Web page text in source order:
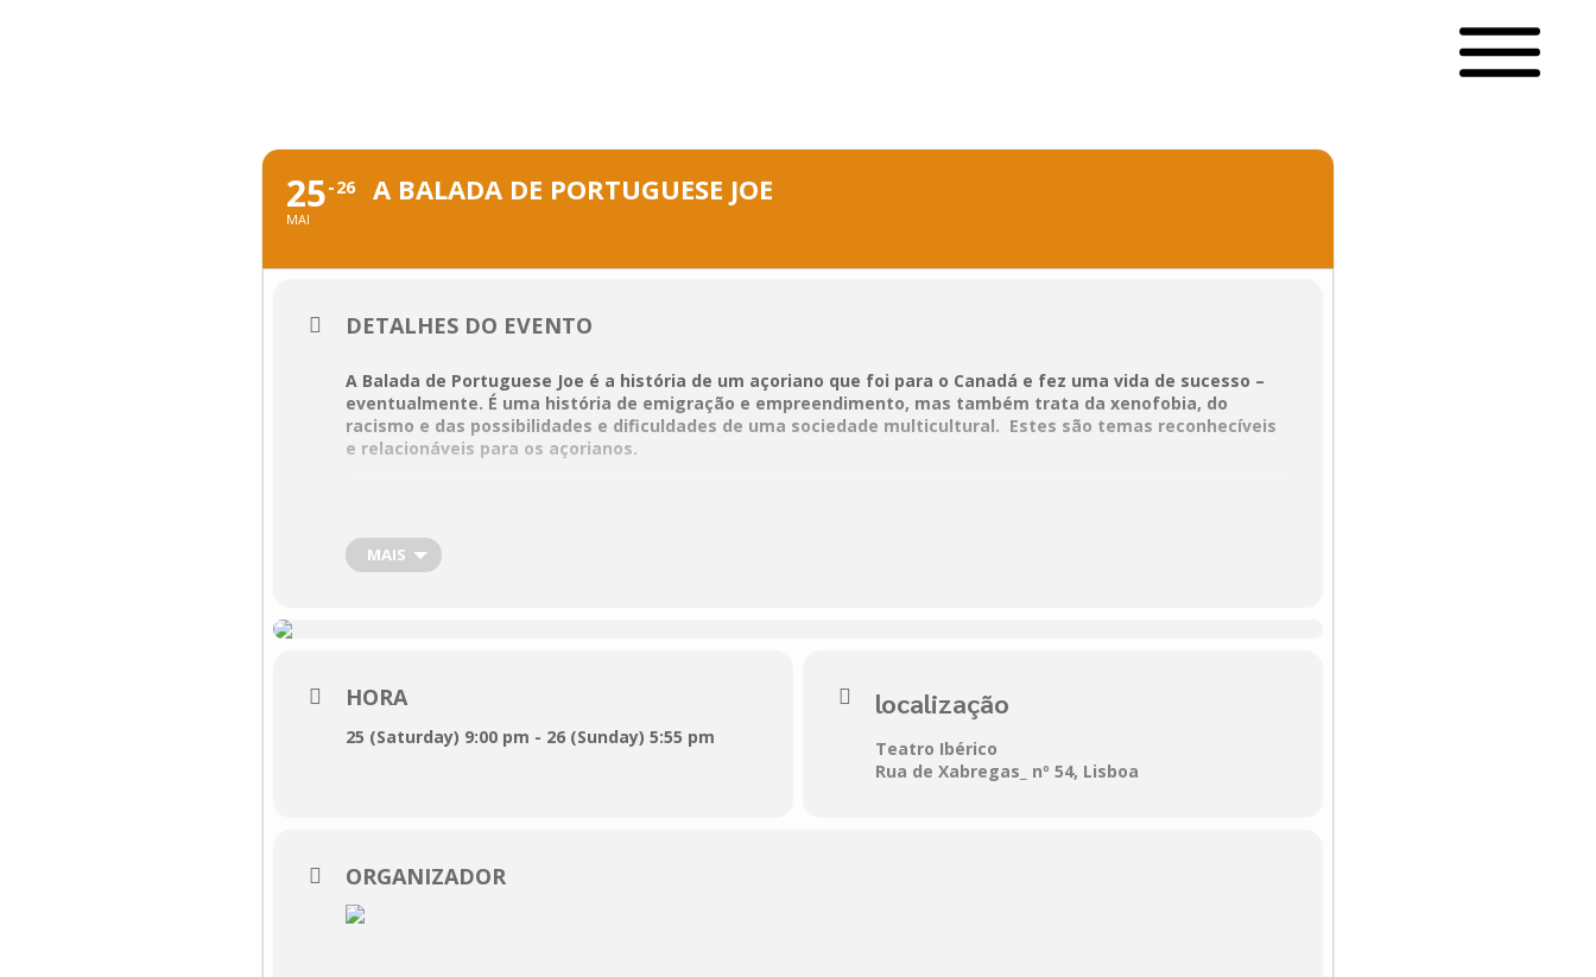
25
MAI
26 A BALADA DE PORTUGUESE JOE
DETALHES DO EVENTO
A Balada de Portuguese Joe é a história de um açoriano que foi para o Canadá e fez uma vida de sucesso –
eventualmente. É uma história de emigração e empreendimento, mas também trata da xenofobia, do
racismo e das possibilidades e dificuldades de uma sociedade multicultural. Estes são temas reconhecíveis
e relacionáveis para os açorianos.
performance é uma estratégia teatral deliberada. Servimo-nos de diversas metodologias (marionetas,
teatro físico, música) para conseguir uma linguagem mais inclusiva, universal e poética.
Cães do Mar
25 de Maio · 21:00
Faixa etária: M/12
MAIS
HORA
25 (Saturday) 9:00 pm - 26 (Sunday) 5:55 pm
localização
Teatro Ibérico
Rua de Xabregas_ nº 54, Lisboa
ORGANIZADOR